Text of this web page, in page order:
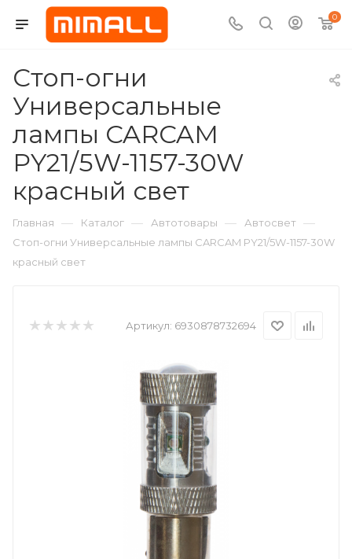
0
Стоп-огни
Универсальные
лампы CARCAM
PY21/5W-1157-30W
красный свет
Главная — Каталог — Автотовары — Автосвет —
Стоп-огни Универсальные лампы CARCAM PY21/5W-1157-30W
красный свет
Артикул: 6930878732694